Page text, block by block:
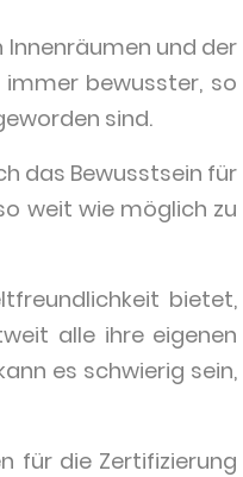
und der
immer bewusster, so
sind.
das Bewusstsein für
weit wie möglich zu
bietet,
alle ihre eigenen
es schwierig sein,
für die Zertifizierung